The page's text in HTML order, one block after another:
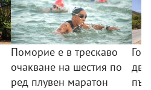
Поморие е в трескаво
очакване на шестия по
ред плувен маратон